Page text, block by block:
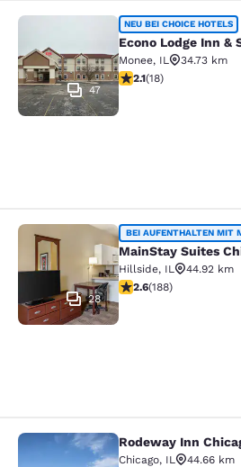
Econo Lodge Inn &
47
NEU BEI CHOICE HOTELS
Econo Lodge Inn &
Monee, IL
34.73 km
2.06-Sterne-
2.1(18)
MainStay Suites
28
BEI AUFENTHALTEN MIT
MainStay Suites
Hillside, IL
44.92 km
2.63-Sterne-
2.6(188)
Rodeway InnRodeway Inn
Chicago, IL
44.66 km